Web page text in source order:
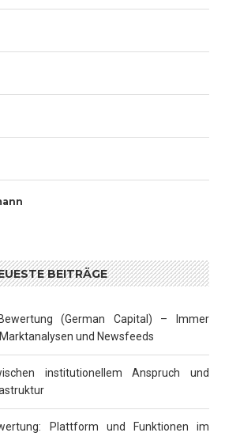
BEITRÄGE
(German Capital) – Immer
und Newsfeeds
institutionellem Anspruch und
Plattform und Funktionen im